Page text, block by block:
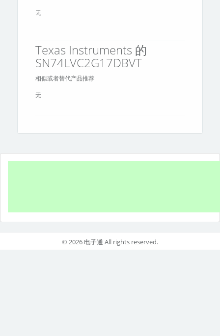
无
Texas Instruments 的
SN74LVC2G17DBVT
相似或者替代产品推荐
无
© 2026 电子通 All rights reserved.